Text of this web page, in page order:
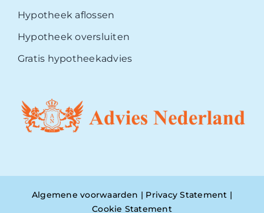
Hypotheek aflossen
Hypotheek oversluiten
Gratis hypotheekadvies
Algemene voorwaarden | Privacy Statement |
Cookie Statement